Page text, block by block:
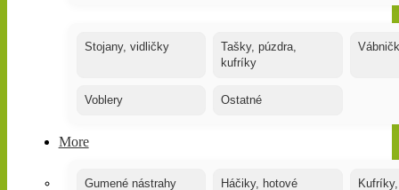
Stojany, vidličky
Tašky, púzdra,
kufríky
Voblery Ostatné
More
Gumené nástrahy
Háčiky, hotové